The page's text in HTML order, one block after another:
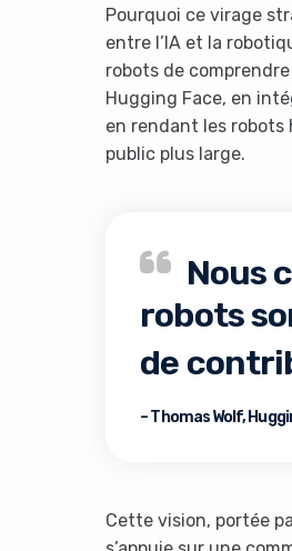
Pourquoi ce virage
entre l’IA et la
robots de
Hugging Face, en
en rendant les robots
public plus large.
Nous
robots
de
– Thomas Wolf,
Cette vision, portée